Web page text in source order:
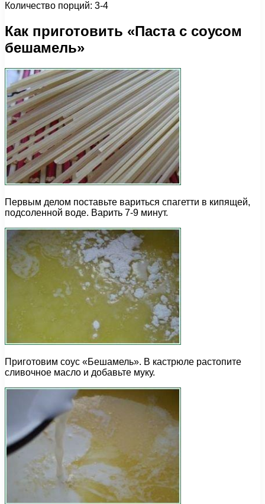
Количество порций: 3-4
Как приготовить «Паста с соусом
бешамель»
Первым делом поставьте вариться спагетти в кипящей,
подсоленной воде. Варить 7-9 минут.
Приготовим соус «Бешамель». В кастрюле растопите
сливочное масло и добавьте муку.